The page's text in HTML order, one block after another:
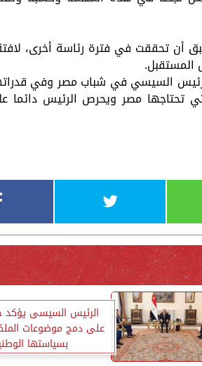
تحققت على مدار 8 سنوات لم يسبق أن تحققت في فترة رئاسة
المستقبل.
السيسي في شباب مصر وفي
تحتاجها مصر ويحرص الرئيس دائما
الرئيس السيسى
على دمج موضوعات
بسياستها